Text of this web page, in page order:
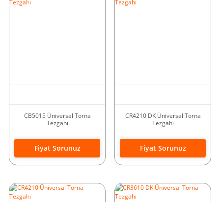
CB5015 Üniversal Torna
Tezgahı
Fiyat Sorunuz
CR4210 DK Üniversal Torna
Tezgahı
Fiyat Sorunuz